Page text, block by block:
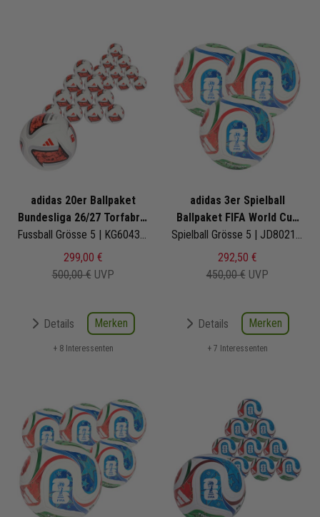
adidas 20er Ballpaket
Bundesliga 26/27 Torfabrik
Club
Fussball Grösse 5 | KG6043 | Fußbälle Set 20-teilig
299,00 €
500,00 € UVP
Details Merken
+ 8 Interessenten
adidas 3er Spielball
Ballpaket FIFA World Cup
26 Trionda Pro
Spielball Grösse 5 | JD8021 | Fußbälle Set 3-teilig
292,50 €
450,00 € UVP
Details Merken
+ 7 Interessenten